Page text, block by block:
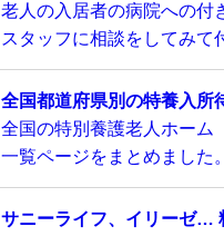
老人の入居者の病院への付
スタッフに相談をしてみて
全国都道府県別の特養入所
全国の特別養護老人ホーム
一覧ページをまとめました
サニーライフ、イリーゼ…